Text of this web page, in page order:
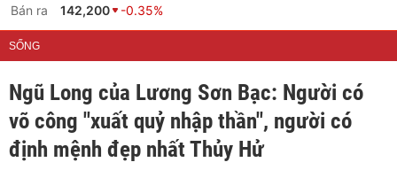
Bán ra
142,200 -0.35%
SỐNG
Ngũ Long của Lương Sơn Bạc: Người có
võ công "xuất quỷ nhập thần", người có
định mệnh đẹp nhất Thủy Hử